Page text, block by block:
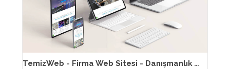
TemizWeb - Firma Web Sitesi - Danışmanlık Web Sitesi - Kurumsal Web Sitesi - 018